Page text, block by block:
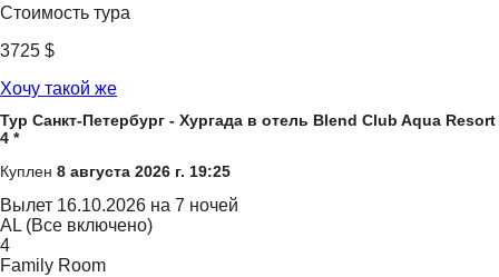
Стоимость тура
3725 $
Хочу такой же
Тур Санкт-Петербург - Хургада в отель Blend Club Aqua Resort
4 *
Куплен 8 августа 2026 г. 19:25
Вылет 16.10.2026 на 7 ночей
AL (Все включено)
4
Family Room